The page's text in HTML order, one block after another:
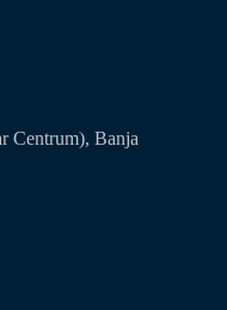
Centrum), Banja